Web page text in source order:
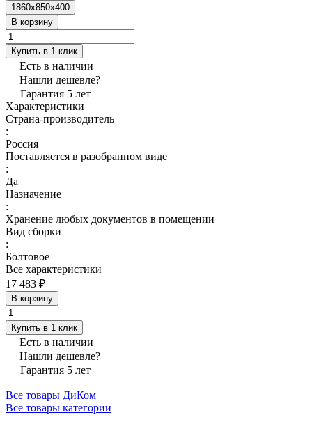
1860х850х400
В корзину
Купить в 1 клик
Есть в наличии
Нашли дешевле?
Гарантия 5 лет
Характеристики
Страна-производитель
:
Россия
Поставляется в разобранном виде
:
Да
Назначение
:
Хранение любых документов в помещении
Вид сборки
:
Болтовое
Все характеристики
17 483 ₽
В корзину
Купить в 1 клик
Есть в наличии
Нашли дешевле?
Гарантия 5 лет
Все товары ДиКом
Все товары категории